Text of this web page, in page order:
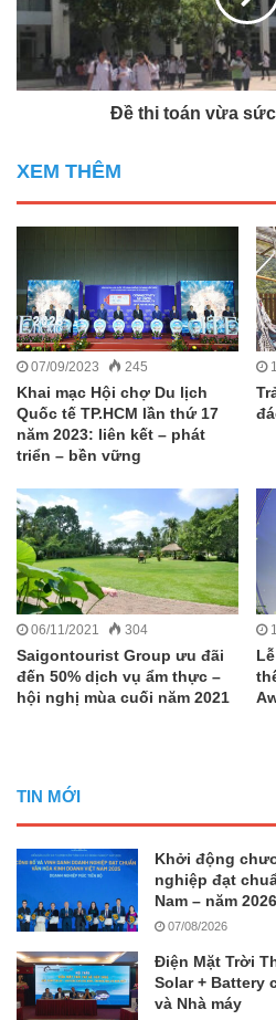
Đề thi toán vừa
XEM THÊM
07/09/2023 245
Khai mạc Hội chợ Du lịch
Quốc tế TP.HCM lần thứ 17
năm 2023: liên kết – phát
triển – bền vững
06/11/2021 304
Saigontourist Group ưu đãi
đến 50% dịch vụ ẩm thực –
hội nghị mùa cuối năm 2021
TIN MỚI
Khởi động
nghiệp đạt
Nam – năm 2026
07/08/2026
Điện Mặt Trời
Solar + Battery
và Nhà máy